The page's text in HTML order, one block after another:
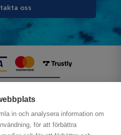
in och analysera information om
för att förbättra
oss
sociala medier